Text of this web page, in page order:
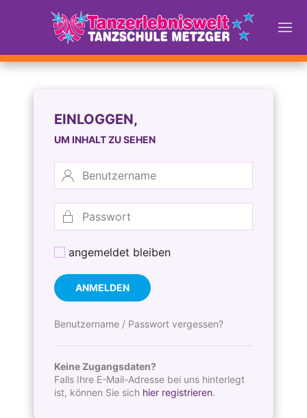
EINLOGGEN,
UM INHALT ZU SEHEN
angemeldet bleiben
ANMELDEN
Benutzername / Passwort vergessen?
Keine Zugangsdaten?
Falls Ihre E-Mail-Adresse bei uns hinterlegt
ist, können Sie sich hier registrieren.